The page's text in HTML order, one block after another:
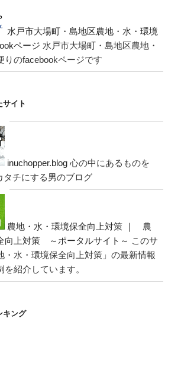
水戸市大場町・島地区農地・水・環境
ページ 水戸市大場町・島地区農地・
りのfacebookページです
サイト
inuchopper.blog 心の中にあるものを
タチにする男のブログ
農地・水・環境保全向上対策 ｜ 農
向上対策 ～ポータルサイト～ このサ
・水・環境保全向上対策」の最新情報
紹介しています。
キング